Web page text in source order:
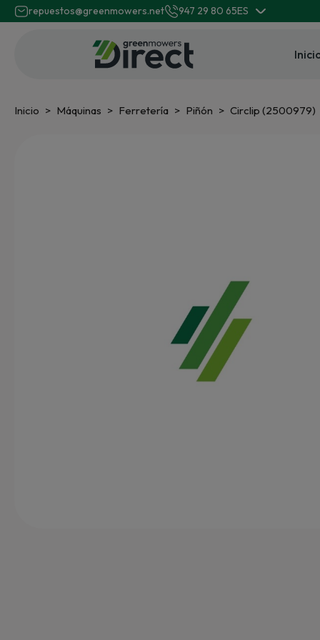
repuestos@greenmowers.net 947 29 80 65ES
Inicio Máquinas Ferretería Piñón Circlip (2500979)